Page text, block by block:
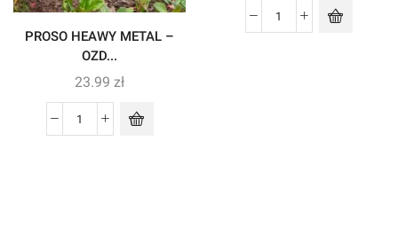
PROSO HEAWY METAL –
OZD...
23.99 zł